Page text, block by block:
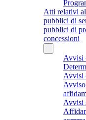
Atti relativi
pubblici di
pubblici di
concessioni
Avvisi
Avvisi
Avvisi